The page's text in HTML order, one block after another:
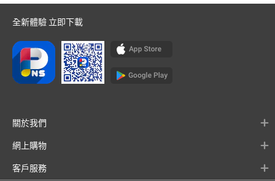
全新體驗 立即下載
關於我們
網上購物
客戶服務